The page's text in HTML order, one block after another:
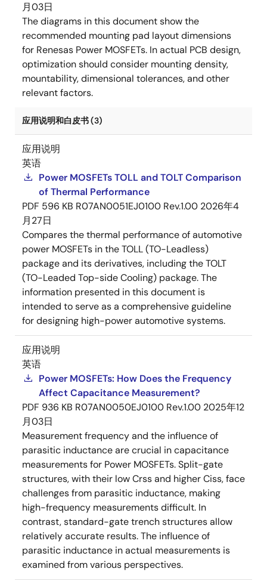
月03日
The diagrams in this document show the
recommended mounting pad layout dimensions
for Renesas Power MOSFETs. In actual PCB design,
optimization should consider mounting density,
mountability, dimensional tolerances, and other
relevant factors.
应用说明和白皮书 (3)
应用说明
英语
Power MOSFETs TOLL and TOLT Comparison
of Thermal Performance
PDF 596 KB R07AN0051EJ0100 Rev.1.00 2026年4
月27日
Compares the thermal performance of automotive
power MOSFETs in the TOLL (TO-Leadless)
package and its derivatives, including the TOLT
(TO-Leaded Top-side Cooling) package. The
information presented in this document is
intended to serve as a comprehensive guideline
for designing high-power automotive systems.
应用说明
英语
Power MOSFETs: How Does the Frequency
Affect Capacitance Measurement?
PDF 936 KB R07AN0050EJ0100 Rev.1.00 2025年12
月03日
Measurement frequency and the influence of
parasitic inductance are crucial in capacitance
measurements for Power MOSFETs. Split-gate
structures, with their low Crss and higher Ciss, face
challenges from parasitic inductance, making
high-frequency measurements difficult. In
contrast, standard-gate trench structures allow
relatively accurate results. The influence of
parasitic inductance in actual measurements is
examined from various perspectives.